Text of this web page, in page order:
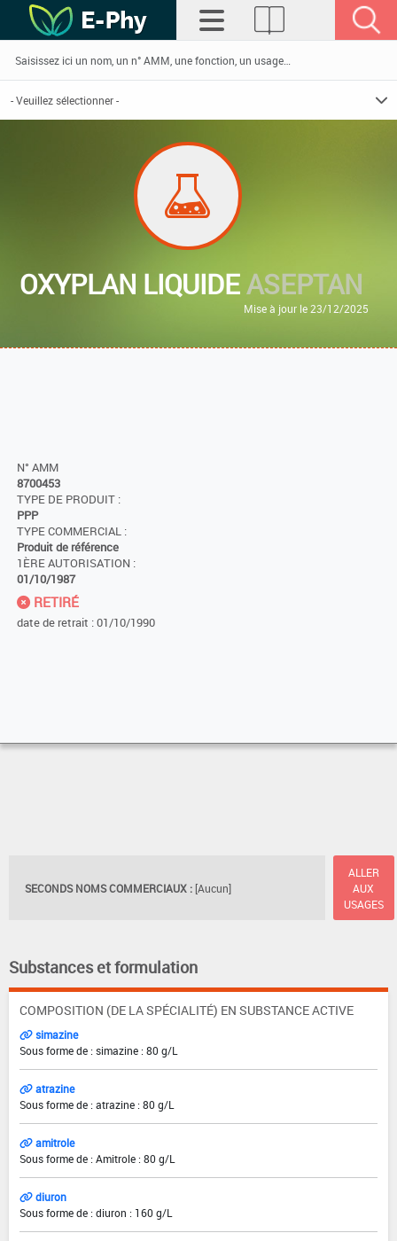
OXYPLAN LIQUIDEASEPTAN
Mise à jour le 23/12/2025
N° AMM
8700453
TYPE DE PRODUIT :
PPP
TYPE COMMERCIAL :
Produit de référence
1ÈRE AUTORISATION :
01/10/1987
RETIRÉ
date de retrait : 01/10/1990
SECONDS NOMS COMMERCIAUX : [Aucun]
ALLER
AUX
USAGES
Substances et formulation
COMPOSITION (DE LA SPÉCIALITÉ) EN SUBSTANCE ACTIVE
simazine
Sous forme de : simazine : 80 g/L
atrazine
Sous forme de : atrazine : 80 g/L
amitrole
Sous forme de : Amitrole : 80 g/L
diuron
Sous forme de : diuron : 160 g/L